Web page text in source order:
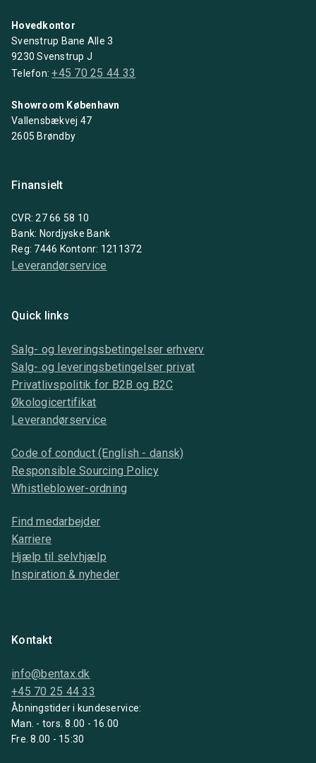
Hovedkontor
Svenstrup Bane Alle 3
9230 Svenstrup J
Telefon:+45 70 25 44 33
Showroom København
Vallensbækvej 47
2605 Brøndby
Finansielt
CVR: 27 66 58 10
Bank: Nordjyske Bank
Reg: 7446 Kontonr: 1211372
Leverandørservice
Quick links
Salg- og leveringsbetingelser erhverv
Salg- og leveringsbetingelser privat
Privatlivspolitik for B2B og B2C
Økologicertifikat
Leverandørservice
Code of conduct (English - dansk)
Responsible Sourcing Policy
Whistleblower-ordning
Find medarbejder
Karriere
Hjælp til selvhjælp
Inspiration & nyheder
Kontakt
info@bentax.dk
+45 70 25 44 33
Åbningstider i kundeservice:
Man. - tors. 8.00 - 16.00
Fre. 8.00 - 15:30